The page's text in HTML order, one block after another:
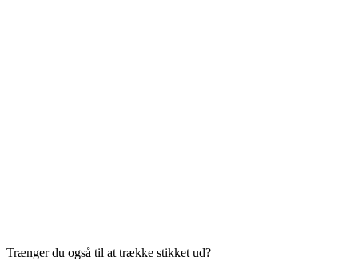
Trænger du også til at trække stikket ud?